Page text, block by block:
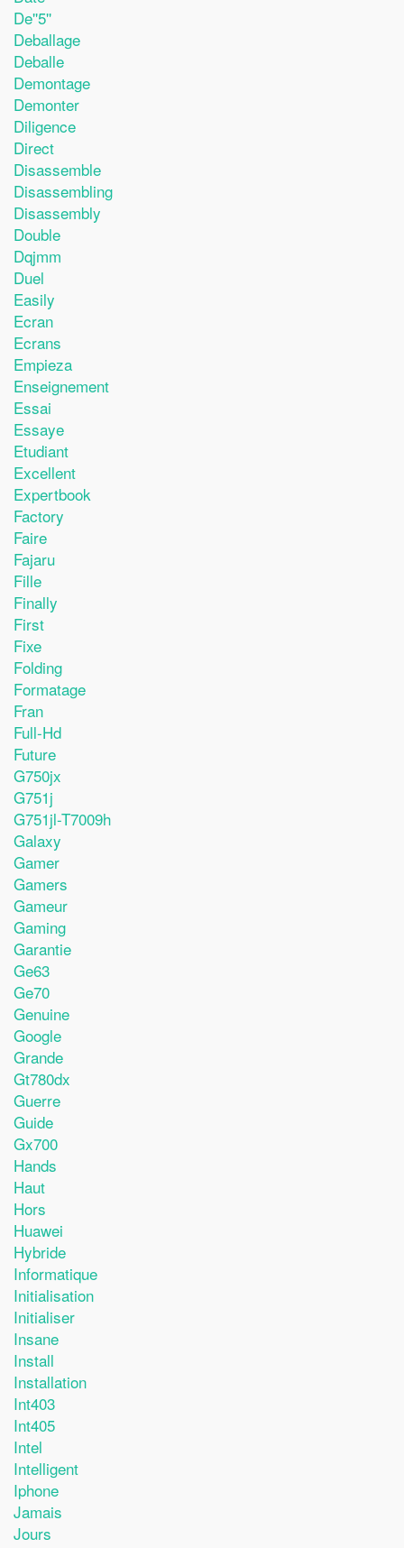
De''5''
Deballage
Deballe
Demontage
Demonter
Diligence
Direct
Disassemble
Disassembling
Disassembly
Double
Dqjmm
Duel
Easily
Ecran
Ecrans
Empieza
Enseignement
Essai
Essaye
Etudiant
Excellent
Expertbook
Factory
Faire
Fajaru
Fille
Finally
First
Fixe
Folding
Formatage
Fran
Full-Hd
Future
G750jx
G751j
G751jl-T7009h
Galaxy
Gamer
Gamers
Gameur
Gaming
Garantie
Ge63
Ge70
Genuine
Google
Grande
Gt780dx
Guerre
Guide
Gx700
Hands
Haut
Hors
Huawei
Hybride
Informatique
Initialisation
Initialiser
Insane
Install
Installation
Int403
Int405
Intel
Intelligent
Iphone
Jamais
Jours